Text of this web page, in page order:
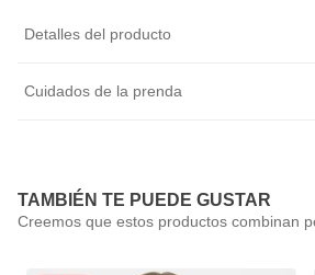
Detalles del producto
Cuidados de la prenda
TAMBIÉN TE PUEDE GUSTAR